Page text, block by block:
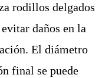
rodillos delgados
daños en la
El diámetro
final se puede